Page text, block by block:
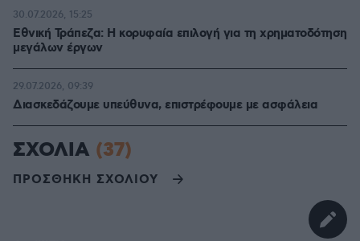
Εθνική Τράπεζα: Η κορυφαία επιλογή για τη χρηματοδότηση
μεγάλων έργων
30.07.2026, 15:25
Διασκεδάζουμε υπεύθυνα, επιστρέφουμε με ασφάλεια
29.07.2026, 09:39
ΣΧΟΛΙΑ (37)
ΠΡΟΣΘΗΚΗ ΣΧΟΛΙΟΥ